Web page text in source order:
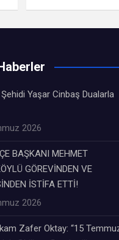
Yaşar Cinbaş Dualarla
2026
BAŞKANI MEHMET
GÖREVİNDEN VE
İSTİFA ETTİ!
2026
Zafer Oktay: “15